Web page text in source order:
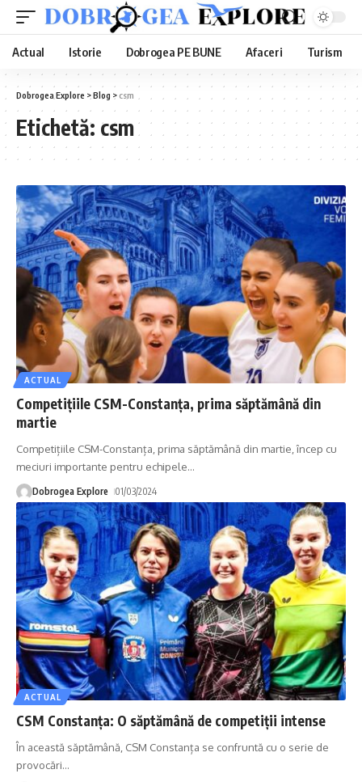
Actual Istorie Dobrogea PE BUNE Afaceri Turism
Dobrogea Explore >Blog > csm
Etichetă: csm
ACTUAL
Competițiile CSM-Constanța, prima săptămână din
martie
Competițiile CSM-Constanța, prima săptămână din martie, încep cu
meciuri importante pentru echipele…
Dobrogea Explore 01/03/2024
ACTUAL
CSM Constanța: O săptămână de competiții intense
În această săptămână, CSM Constanța se confruntă cu o serie de
provocări…